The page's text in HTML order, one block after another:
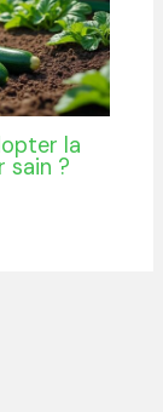
la
sain ?